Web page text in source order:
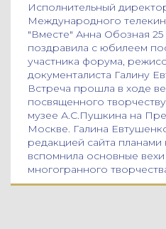
Исполнительный
Международного
"Вместе" Анна Обозная 25
поздравила с юбилеем
участника форума,
документалиста Галину
Встреча прошла в ходе
посвященного
музее А.С.Пушкина на
Москве. Галина
редакцией сайта
вспомнила основные вехи
многогранного